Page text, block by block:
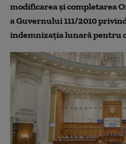
modificarea și completarea
a Guvernului 111/2010
indemnizația lunară pentru